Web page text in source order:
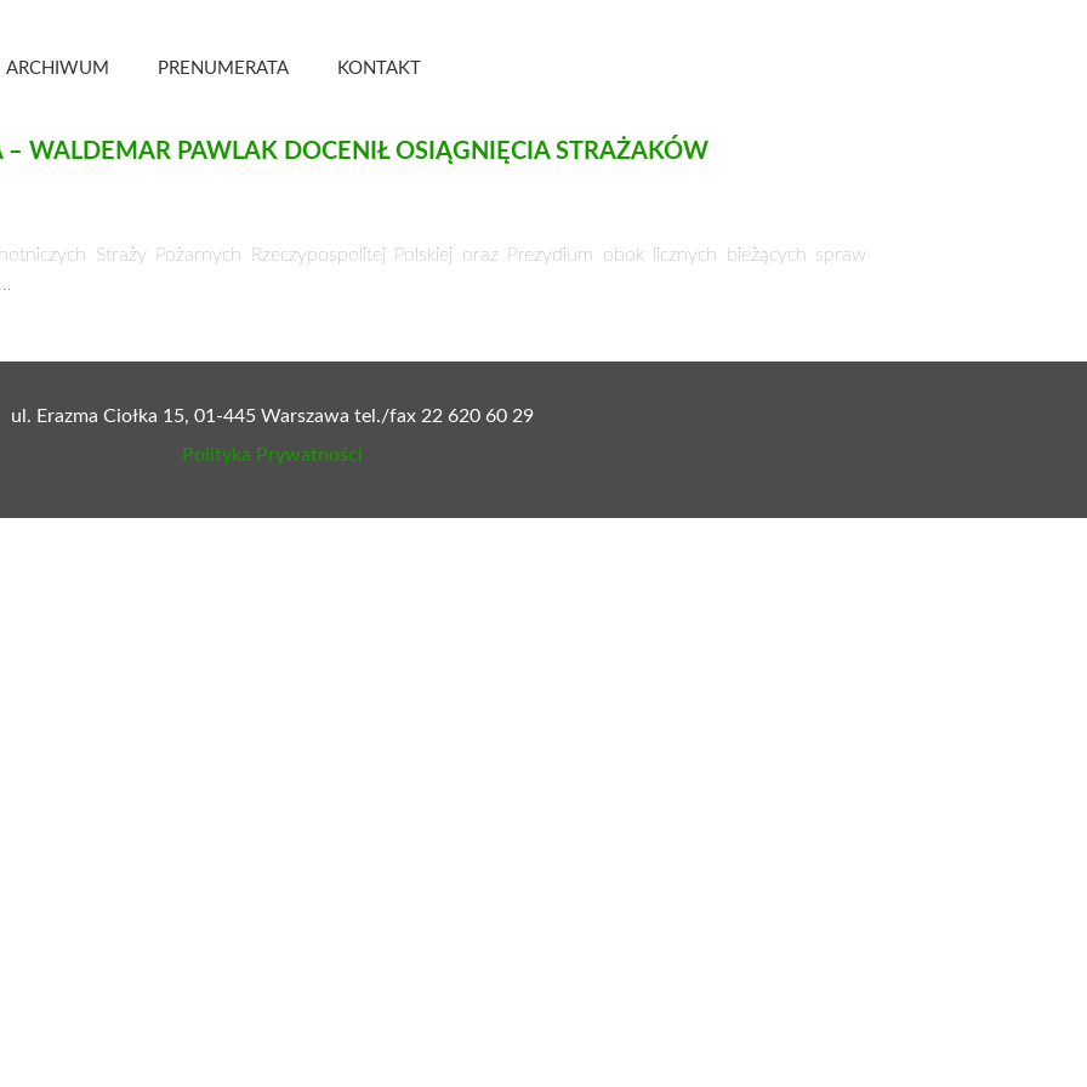
ARCHIWUM PRENUMERATA KONTAKT
– WALDEMAR PAWLAK DOCENIŁ OSIĄGNIĘCIA STRAŻAKÓW
Straży Pożarnych Rzeczypospolitej Polskiej oraz Prezydium obok licznych bieżących spraw
ul. Erazma Ciołka 15, 01-445 Warszawa tel./fax 22 620 60 29
Polityka Prywatności